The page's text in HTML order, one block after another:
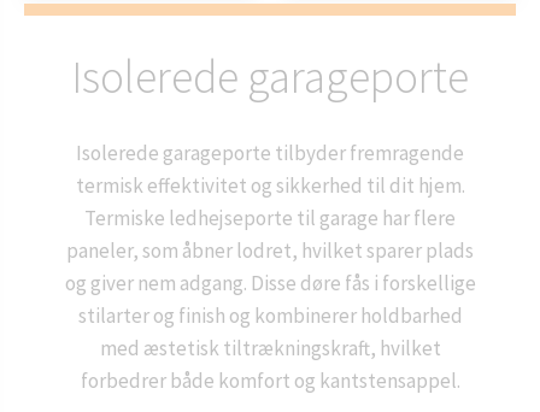
Isolerede garageporte
Isolerede garageporte tilbyder fremragende
termisk effektivitet og sikkerhed til dit hjem.
Termiske ledhejseporte til garage har flere
paneler, som åbner lodret, hvilket sparer plads
og giver nem adgang. Disse døre fås i forskellige
stilarter og finish og kombinerer holdbarhed
med æstetisk tiltrækningskraft, hvilket
forbedrer både komfort og kantstensappel.